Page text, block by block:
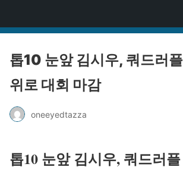
톱10 눈앞 김시우, 쿼드러
위로 대회 마감
oneeyedtazza
톱10 눈앞 김시우, 쿼드러